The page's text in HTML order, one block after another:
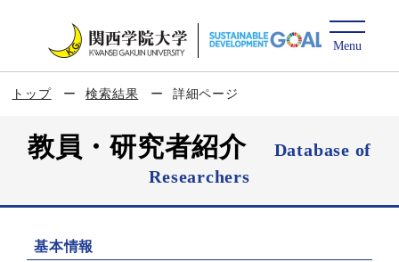
トップ 検索結果 詳細ページ
教員・研究者紹介
Database of
Researchers
基本情報